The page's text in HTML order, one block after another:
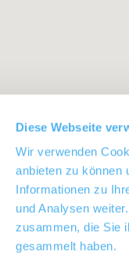
Diese Webseite
Wir verwenden
anbieten zu können
Informationen zu
und Analysen
zusammen, die Sie
gesammelt haben.